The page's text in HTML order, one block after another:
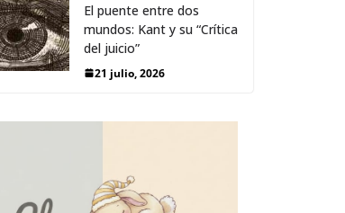
El puente entre dos
mundos: Kant y su “Crítica
del juicio”
21 julio, 2026